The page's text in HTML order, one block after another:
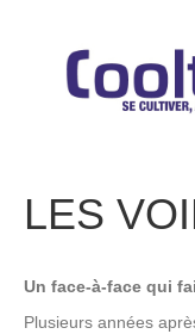
LES
Un face-à-face qui
Plusieurs années